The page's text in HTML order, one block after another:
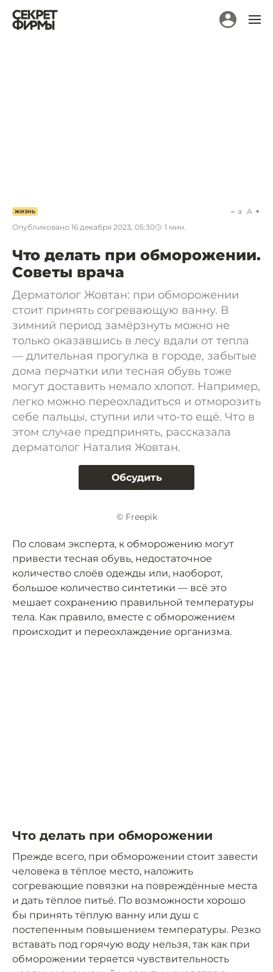
ЖИЗНЬ
Опубликовано 16 декабря 2023, 05:30 1 мин.
a A
Что делать при обморожении.
Советы врача
Дерматолог Жовтан: при обморожении
стоит принять согревающую ванну. В
зимний период замёрзнуть можно не
только оказавшись в лесу вдали от тепла
— длительная прогулка в городе, забытые
дома перчатки или тесная обувь тоже
могут доставить немало хлопот. Например,
легко можно переохладиться и отморозить
себе пальцы, ступни или что-то ещё. Что в
этом случае предпринять, рассказала
дерматолог Наталия Жовтан.
Обсудить
© Freepik
По словам эксперта, к обморожению могут
привести тесная обувь, недостаточное
количество слоёв одежды или, наоборот,
большое количество синтетики — всё это
мешает сохранению правильной температуры
тела. Как правило, вместе с обморожением
происходит и переохлаждение организма.
Что делать при обморожении
Прежде всего, при обморожении стоит завести
человека в тёплое место, наложить
согревающие повязки на повреждённые места
и дать тёплое питьё. По возможности хорошо
бы принять тёплую ванну или душ с
постепенным повышением температуры. Резко
вставать под горячую воду нельзя, так как при
обморожении теряется чувствительность